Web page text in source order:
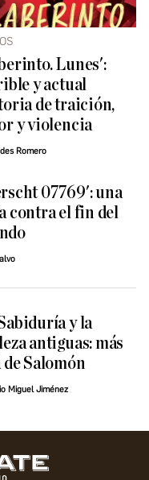
Lunes':
y actual
de traición,
y violencia
Romero
07769': una
contra el fin del
y la
antiguas: más
de Salomón
Miguel Jiménez